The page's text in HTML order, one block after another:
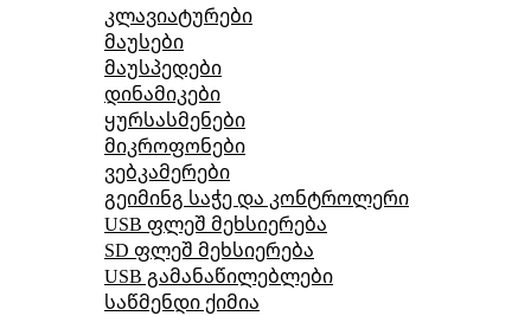
კლავიატურები
მაუსები
მაუსპედები
დინამიკები
ყურსასმენები
მიკროფონები
ვებკამერები
გეიმინგ საჭე და კონტროლერი
USB ფლეშ მეხსიერება
SD ფლეშ მეხსიერება
USB გამანაწილებლები
საწმენდი ქიმია